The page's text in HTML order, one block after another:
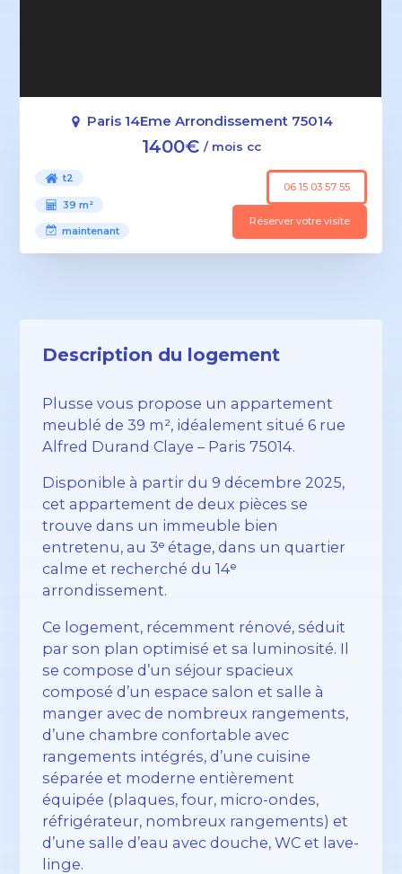
Paris 14Eme Arrondissement 75014
1400€ / mois cc
t2
39 m²
maintenant
06 15 03 57 55
Réserver votre visite
Description du logement
Plusse vous propose un appartement
meublé de 39 m², idéalement situé 6 rue
Alfred Durand Claye – Paris 75014.
Disponible à partir du 9 décembre 2025,
cet appartement de deux pièces se
trouve dans un immeuble bien
entretenu, au 3ᵉ étage, dans un quartier
calme et recherché du 14ᵉ
arrondissement.
Ce logement, récemment rénové, séduit
par son plan optimisé et sa luminosité. Il
se compose d’un séjour spacieux
composé d’un espace salon et salle à
manger avec de nombreux rangements,
d’une chambre confortable avec
rangements intégrés, d’une cuisine
séparée et moderne entièrement
équipée (plaques, four, micro-ondes,
réfrigérateur, nombreux rangements) et
d’une salle d’eau avec douche, WC et lave-
linge.